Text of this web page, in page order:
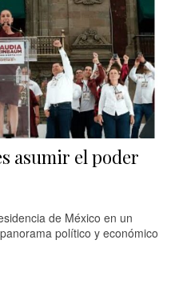
asumir el poder
de México en un
político y económico